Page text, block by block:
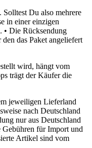
Du also mehrere
in einer einzigen
• Die Rücksendung
das Paket angeliefert
wird, hängt vom
trägt der Käufer die
jeweiligen Lieferland
nach Deutschland
nur aus Deutschland
Gebühren für Import und
Artikel sind vom